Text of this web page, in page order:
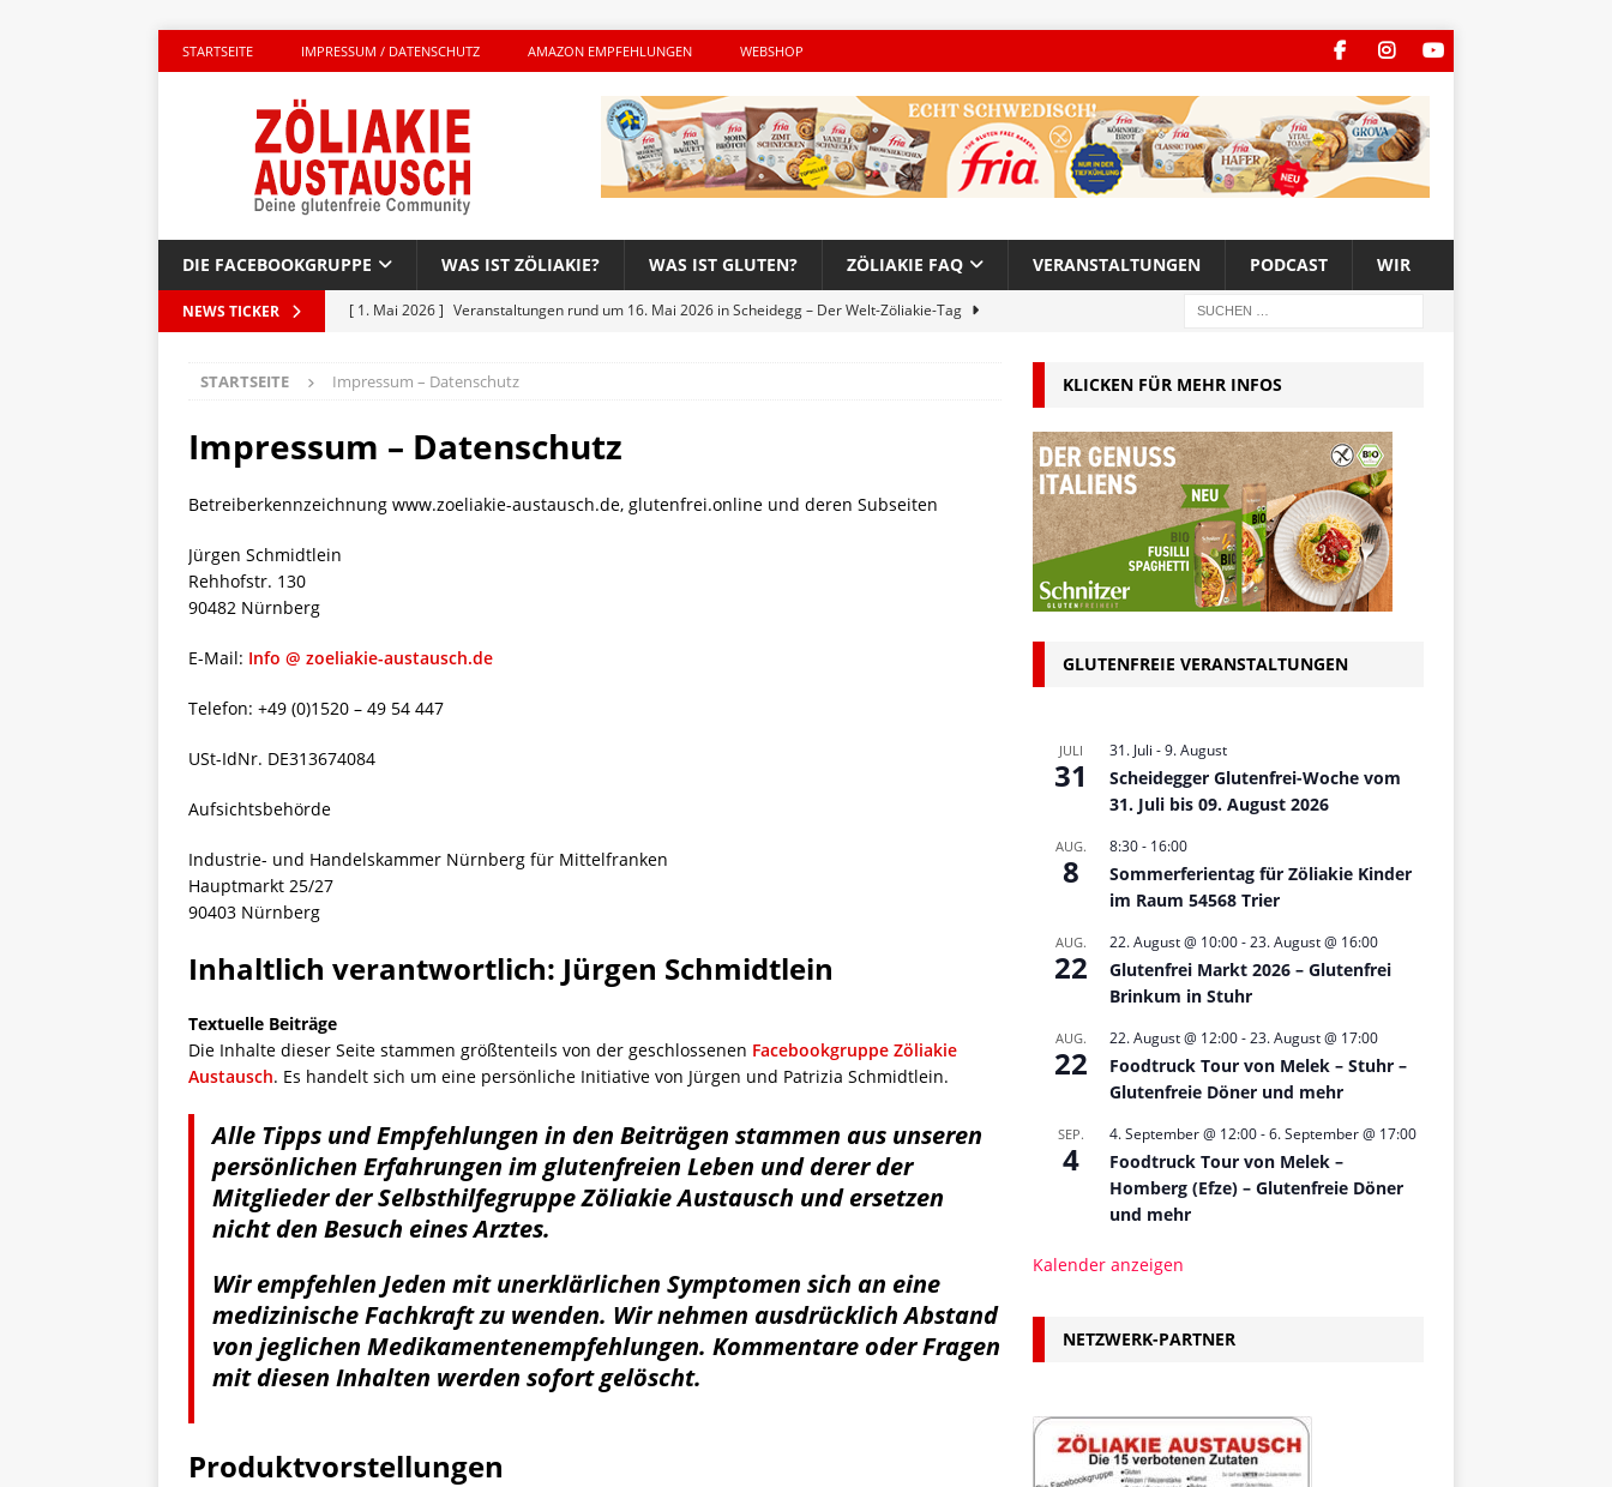
STARTSEITE IMPRESSUM / DATENSCHUTZ AMAZON EMPFEHLUNGEN WEBSHOP
DIE FACEBOOKGRUPPE WAS IST ZÖLIAKIE? WAS IST GLUTEN? ZÖLIAKIE FAQ VERANSTALTUNGEN PODCAST WIR
NEWS TICKER [ 1. Mai 2026 ] Veranstaltungen rund um 16. Mai 2026 in Scheidegg – Der Welt-Zöliakie-Tag
[ 27. April 2026 ] Komplett glutenfreie Woche bei Hans im Glück – Es geht auch 2026 weiter!
AKTIONEN
PRODUKTTEST
STARTSEITE Impressum – Datenschutz
Impressum – Datenschutz
Betreiberkennzeichnung www.zoeliakie-austausch.de, glutenfrei.online und deren Subseiten
Jürgen Schmidtlein
Rehhofstr. 130
90482 Nürnberg
E-Mail: Info @ zoeliakie-austausch.de
Telefon: +49 (0)1520 – 49 54 447
USt-IdNr. DE313674084
Aufsichtsbehörde
Industrie- und Handelskammer Nürnberg für Mittelfranken
Hauptmarkt 25/27
90403 Nürnberg
Inhaltlich verantwortlich: Jürgen Schmidtlein
Textuelle Beiträge
Die Inhalte dieser Seite stammen größtenteils von der geschlossenen Facebookgruppe Zöliakie
Austausch. Es handelt sich um eine persönliche Initiative von Jürgen und Patrizia Schmidtlein.
Alle Tipps und Empfehlungen in den Beiträgen stammen aus unseren
persönlichen Erfahrungen im glutenfreien Leben und derer der
Mitglieder der Selbsthilfegruppe Zöliakie Austausch und ersetzen
nicht den Besuch eines Arztes.
Wir empfehlen Jeden mit unerklärlichen Symptomen sich an eine
medizinische Fachkraft zu wenden. Wir nehmen ausdrücklich Abstand
von jeglichen Medikamentenempfehlungen. Kommentare oder Fragen
mit diesen Inhalten werden sofort gelöscht.
Produktvorstellungen
KLICKEN FÜR MEHR INFOS
GLUTENFREIE VERANSTALTUNGEN
JULI
31
31. Juli -9. August
Scheidegger Glutenfrei-Woche vom
31. Juli bis 09. August 2026
AUG.
8
8:30- 16:00
Sommerferientag für Zöliakie Kinder
im Raum 54568 Trier
AUG.
22
22. August @ 10:00-23. August @ 16:00
Glutenfrei Markt 2026 – Glutenfrei
Brinkum in Stuhr
AUG.
22
22. August @ 12:00-23. August @ 17:00
Foodtruck Tour von Melek – Stuhr –
Glutenfreie Döner und mehr
SEP.
4
4. September @ 12:00-6. September @ 17:00
Foodtruck Tour von Melek –
Homberg (Efze) – Glutenfreie Döner
und mehr
Kalender anzeigen
NETZWERK-PARTNER